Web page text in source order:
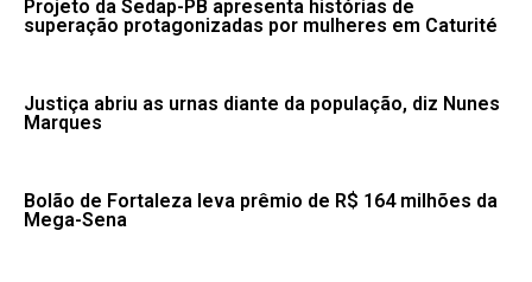
Projeto da Sedap-PB apresenta histórias de
superação protagonizadas por mulheres em Caturité
Justiça abriu as urnas diante da população, diz Nunes
Marques
Bolão de Fortaleza leva prêmio de R$ 164 milhões da
Mega-Sena